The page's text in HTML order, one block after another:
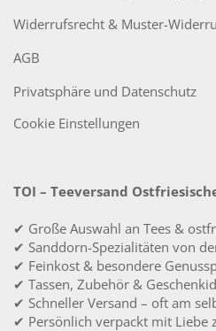
Widerrufsrecht & Muster-
AGB
Privatsphäre und Datenschutz
Cookie Einstellungen
TOI – Teeversand
✔ Große Auswahl an Tees &
✔ Sanddorn-Spezialitäten von
✔ Feinkost & besondere
✔ Tassen, Zubehör &
✔ Schneller Versand – oft am
✔ Persönlich verpackt mit Liebe